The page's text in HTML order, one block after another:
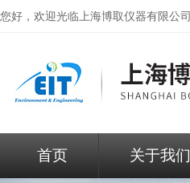
您好，欢迎光临上海博取仪器有限公司
首页 关于我们